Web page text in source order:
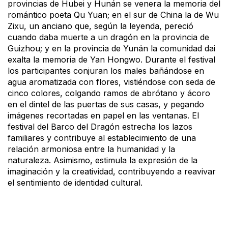
provincias de Hubei y Hunán se venera la memoria del
romántico poeta Qu Yuan; en el sur de China la de Wu
Zixu, un anciano que, según la leyenda, pereció
cuando daba muerte a un dragón en la provincia de
Guizhou; y en la provincia de Yunán la comunidad dai
exalta la memoria de Yan Hongwo. Durante el festival
los participantes conjuran los males bañándose en
agua aromatizada con flores, vistiéndose con seda de
cinco colores, colgando ramos de abrótano y ácoro
en el dintel de las puertas de sus casas, y pegando
imágenes recortadas en papel en las ventanas. El
festival del Barco del Dragón estrecha los lazos
familiares y contribuye al establecimiento de una
relación armoniosa entre la humanidad y la
naturaleza. Asimismo, estimula la expresión de la
imaginación y la creatividad, contribuyendo a reavivar
el sentimiento de identidad cultural.